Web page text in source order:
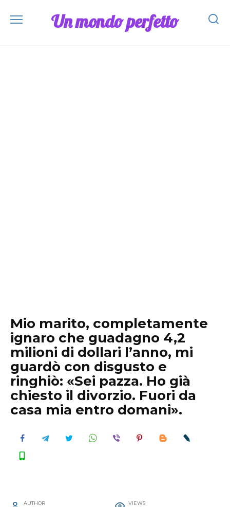
Un mondo perfetto
Mio marito, completamente
ignaro che guadagno 4,2
milioni di dollari l’anno, mi
guardò con disgusto e
ringhiò: «Sei pazza. Ho già
chiesto il divorzio. Fuori da
casa mia entro domani».
AUTHOR VIEWS